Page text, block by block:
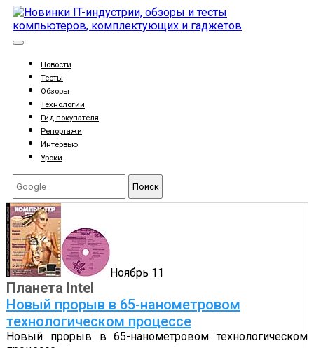
Новости
Тесты
Обзоры
Технологии
Гид покупателя
Репортажи
Интервью
Уроки
Поиск
Ноябрь 11
Планета Intel
Новый прорыв в 65-нанометровом
технологическом процессе
Новый прорыв в 65-нанометровом технологическом